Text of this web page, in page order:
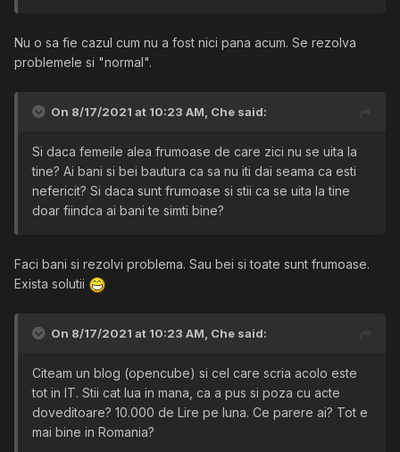
Nu o sa fie cazul cum nu a fost nici pana acum. Se rezolva
problemele si "normal".
On 8/17/2021 at 10:23 AM, Che said:
Si daca femeile alea frumoase de care zici nu se uita la
tine? Ai bani si bei bautura ca sa nu iti dai seama ca esti
nefericit? Si daca sunt frumoase si stii ca se uita la tine
doar fiindca ai bani te simti bine?
Faci bani si rezolvi problema. Sau bei si toate sunt frumoase.
Exista solutii
On 8/17/2021 at 10:23 AM, Che said:
Citeam un blog (opencube) si cel care scria acolo este
tot in IT. Stii cat lua in mana, ca a pus si poza cu acte
doveditoare? 10.000 de Lire pe luna. Ce parere ai? Tot e
mai bine in Romania?